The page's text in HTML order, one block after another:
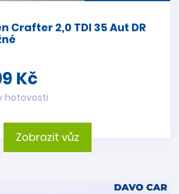
Crafter 2,0 TDI 35 Aut DR
Kč
hotovosti
Zobrazit vůz